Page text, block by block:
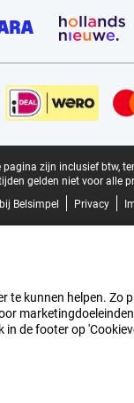
pagina zijn inclusief btw,
gelden niet voor alle
Belsimpel Privacy
kunnen helpen.
de footer op